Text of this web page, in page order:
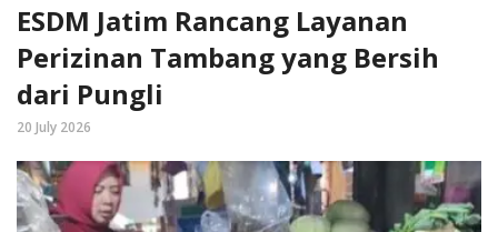
ESDM Jatim Rancang Layanan
Perizinan Tambang yang Bersih
dari Pungli
20 July 2026